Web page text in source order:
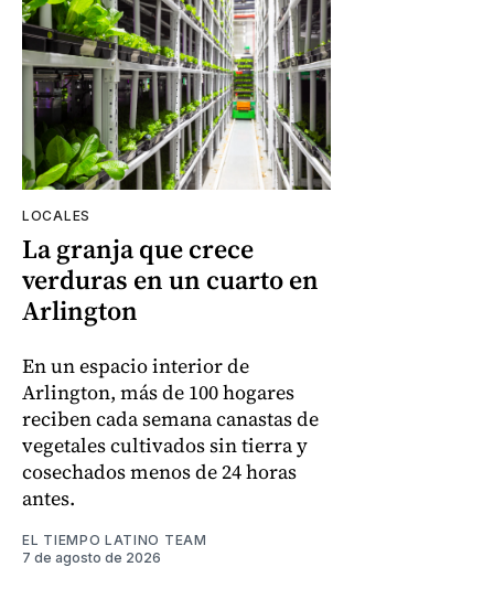
LOCALES
La granja que crece
verduras en un cuarto en
Arlington
En un espacio interior de
Arlington, más de 100 hogares
reciben cada semana canastas de
vegetales cultivados sin tierra y
cosechados menos de 24 horas
antes.
EL TIEMPO LATINO TEAM
7 de agosto de 2026